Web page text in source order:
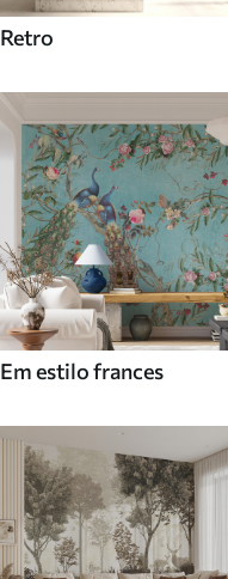
Retro
Em estilo frances